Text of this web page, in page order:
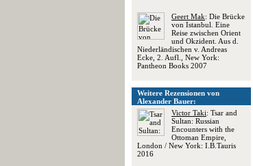
Geert Mak: Die Brücke
von Istanbul. Eine
Reise zwischen Orient
und Okzident. Aus d.
Niederländischen v. Andreas
Ecke, 2. Aufl., New York:
Pantheon Books 2007
Weitere Rezensionen von
Alexander Bauer:
Victor Taki: Tsar and
Sultan: Russian
Encounters with the
Ottoman Empire,
London / New York: I.B.Tauris
2016